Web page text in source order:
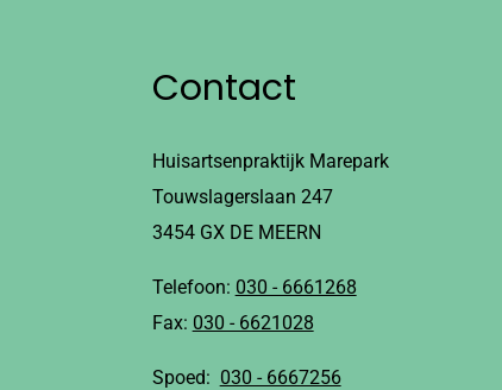
Contact
Huisartsenpraktijk Marepark
Touwslagerslaan 247
3454 GX DE MEERN
Telefoon: 030 - 6661268
Fax: 030 - 6621028
Spoed: 030 - 6667256